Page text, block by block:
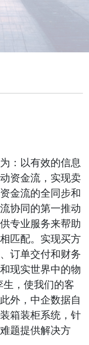
：以有效的信息
资金流，实现卖
金流的全同步和
协同的第一推动
专业服务来帮助
匹配。实现买方
订单交付和财务
现实世界中的物
，使我们的客
外，中企数据自
箱装柜系统，针
题提供解决方